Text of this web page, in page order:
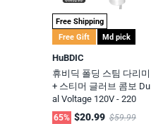
Free Shipping
Free Gift
Md pick
HuBDIC
휴비딕 폴딩 스팀 다리미
+ 스티머 글러브 콤보 Du
al Voltage 120V - 220
65% $20.99 $59.99